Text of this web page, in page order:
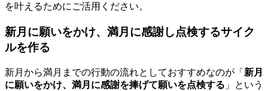
を叶えるためにご活用ください。
新月に願いをかけ、満月に感謝し点検するサイク
ルを作る
新月から満月までの行動の流れとしておすすめなのが「 新月
に願いをかけ、満月に感謝を捧げて願いを点検する 」という